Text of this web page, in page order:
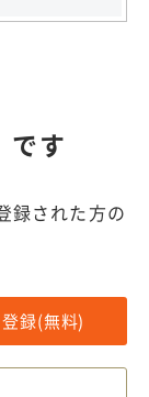
です
録された方の
録(無料)